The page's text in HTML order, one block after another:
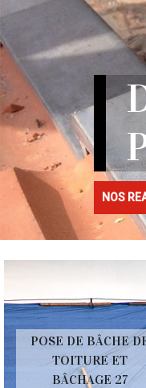
NOS
POSE DE BÂCHE
TOITURE ET
BÂCHAGE 27